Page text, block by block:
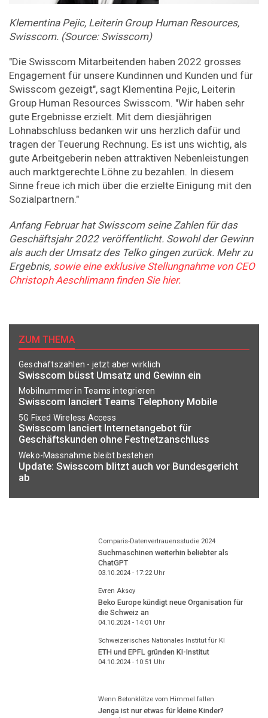
Klementina Pejic, Leiterin Group Human Resources,
Swisscom. (Source: Swisscom)
"Die Swisscom Mitarbeitenden haben 2022 grosses
Engagement für unsere Kundinnen und Kunden und für
Swisscom gezeigt", sagt Klementina Pejic, Leiterin
Group Human Resources Swisscom. "Wir haben sehr
gute Ergebnisse erzielt. Mit dem diesjährigen
Lohnabschluss bedanken wir uns herzlich dafür und
tragen der Teuerung Rechnung. Es ist uns wichtig, als
gute Arbeitgeberin neben attraktiven Nebenleistungen
auch marktgerechte Löhne zu bezahlen. In diesem
Sinne freue ich mich über die erzielte Einigung mit den
Sozialpartnern."
Anfang Februar hat Swisscom seine Zahlen für das
Geschäftsjahr 2022 veröffentlicht. Sowohl der Gewinn
als auch der Umsatz des Telko gingen zurück. Mehr zu
Ergebnis, sowie eine exklusive Stellungnahme von CEO
Christoph Aeschlimann finden Sie hier.
ZUM THEMA
Geschäftszahlen - jetzt aber wirklich
Swisscom büsst Umsatz und Gewinn ein
Mobilnummer in Teams integrieren
Swisscom lanciert Teams Telephony Mobile
5G Fixed Wireless Access
Swisscom lanciert Internetangebot für
Geschäftskunden ohne Festnetzanschluss
Weko-Massnahme bleibt bestehen
Update: Swisscom blitzt auch vor Bundesgericht
ab
Comparis-Datenvertrauensstudie 2024
Suchmaschinen weiterhin beliebter als
ChatGPT
03.10.2024 - 17:22Uhr
Evren Aksoy
Beko Europe kündigt neue Organisation für
die Schweiz an
04.10.2024 - 14:01 Uhr
Schweizerisches Nationales Institut für KI
ETH und EPFL gründen KI-Institut
04.10.2024 - 10:51 Uhr
Wenn Betonklötze vom Himmel fallen
Jenga ist nur etwas für kleine Kinder?